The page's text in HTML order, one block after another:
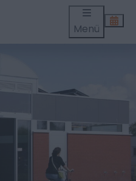
Menü